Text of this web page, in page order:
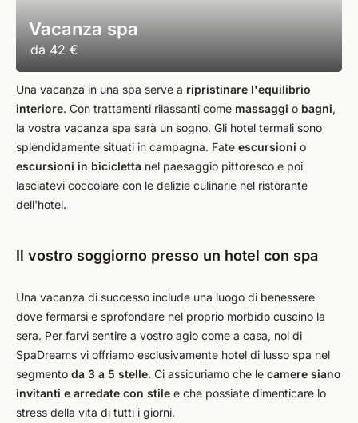
Vacanza spa
da 42 €
Una vacanza in una spa serve a ripristinare l'equilibrio
interiore. Con trattamenti rilassanti come massaggi o bagni,
la vostra vacanza spa sarà un sogno. Gli hotel termali sono
splendidamente situati in campagna. Fate escursioni o
escursioni in bicicletta nel paesaggio pittoresco e poi
lasciatevi coccolare con le delizie culinarie nel ristorante
dell'hotel.
Il vostro soggiorno presso un hotel con spa
Una vacanza di successo include una luogo di benessere
dove fermarsi e sprofondare nel proprio morbido cuscino la
sera. Per farvi sentire a vostro agio come a casa, noi di
SpaDreams vi offriamo esclusivamente hotel di lusso spa nel
segmento da 3 a 5 stelle. Ci assicuriamo che le camere siano
invitanti e arredate con stile e che possiate dimenticare lo
stress della vita di tutti i giorni.